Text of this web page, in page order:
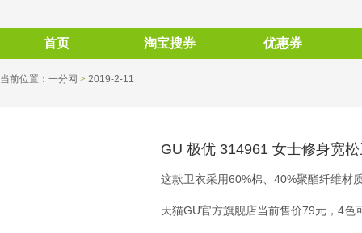
首页 淘宝搜券 优惠券
当前位置： 一分网 > 2019-2-11
GU 极优 314961 女士修身宽
这款卫衣采用60%棉、40%聚酯纤维材
天猫GU官方旗舰店当前售价79元，4